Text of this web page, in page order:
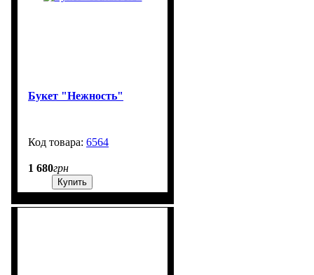
Букет "Нежность"
6564
1 680грн
Купить